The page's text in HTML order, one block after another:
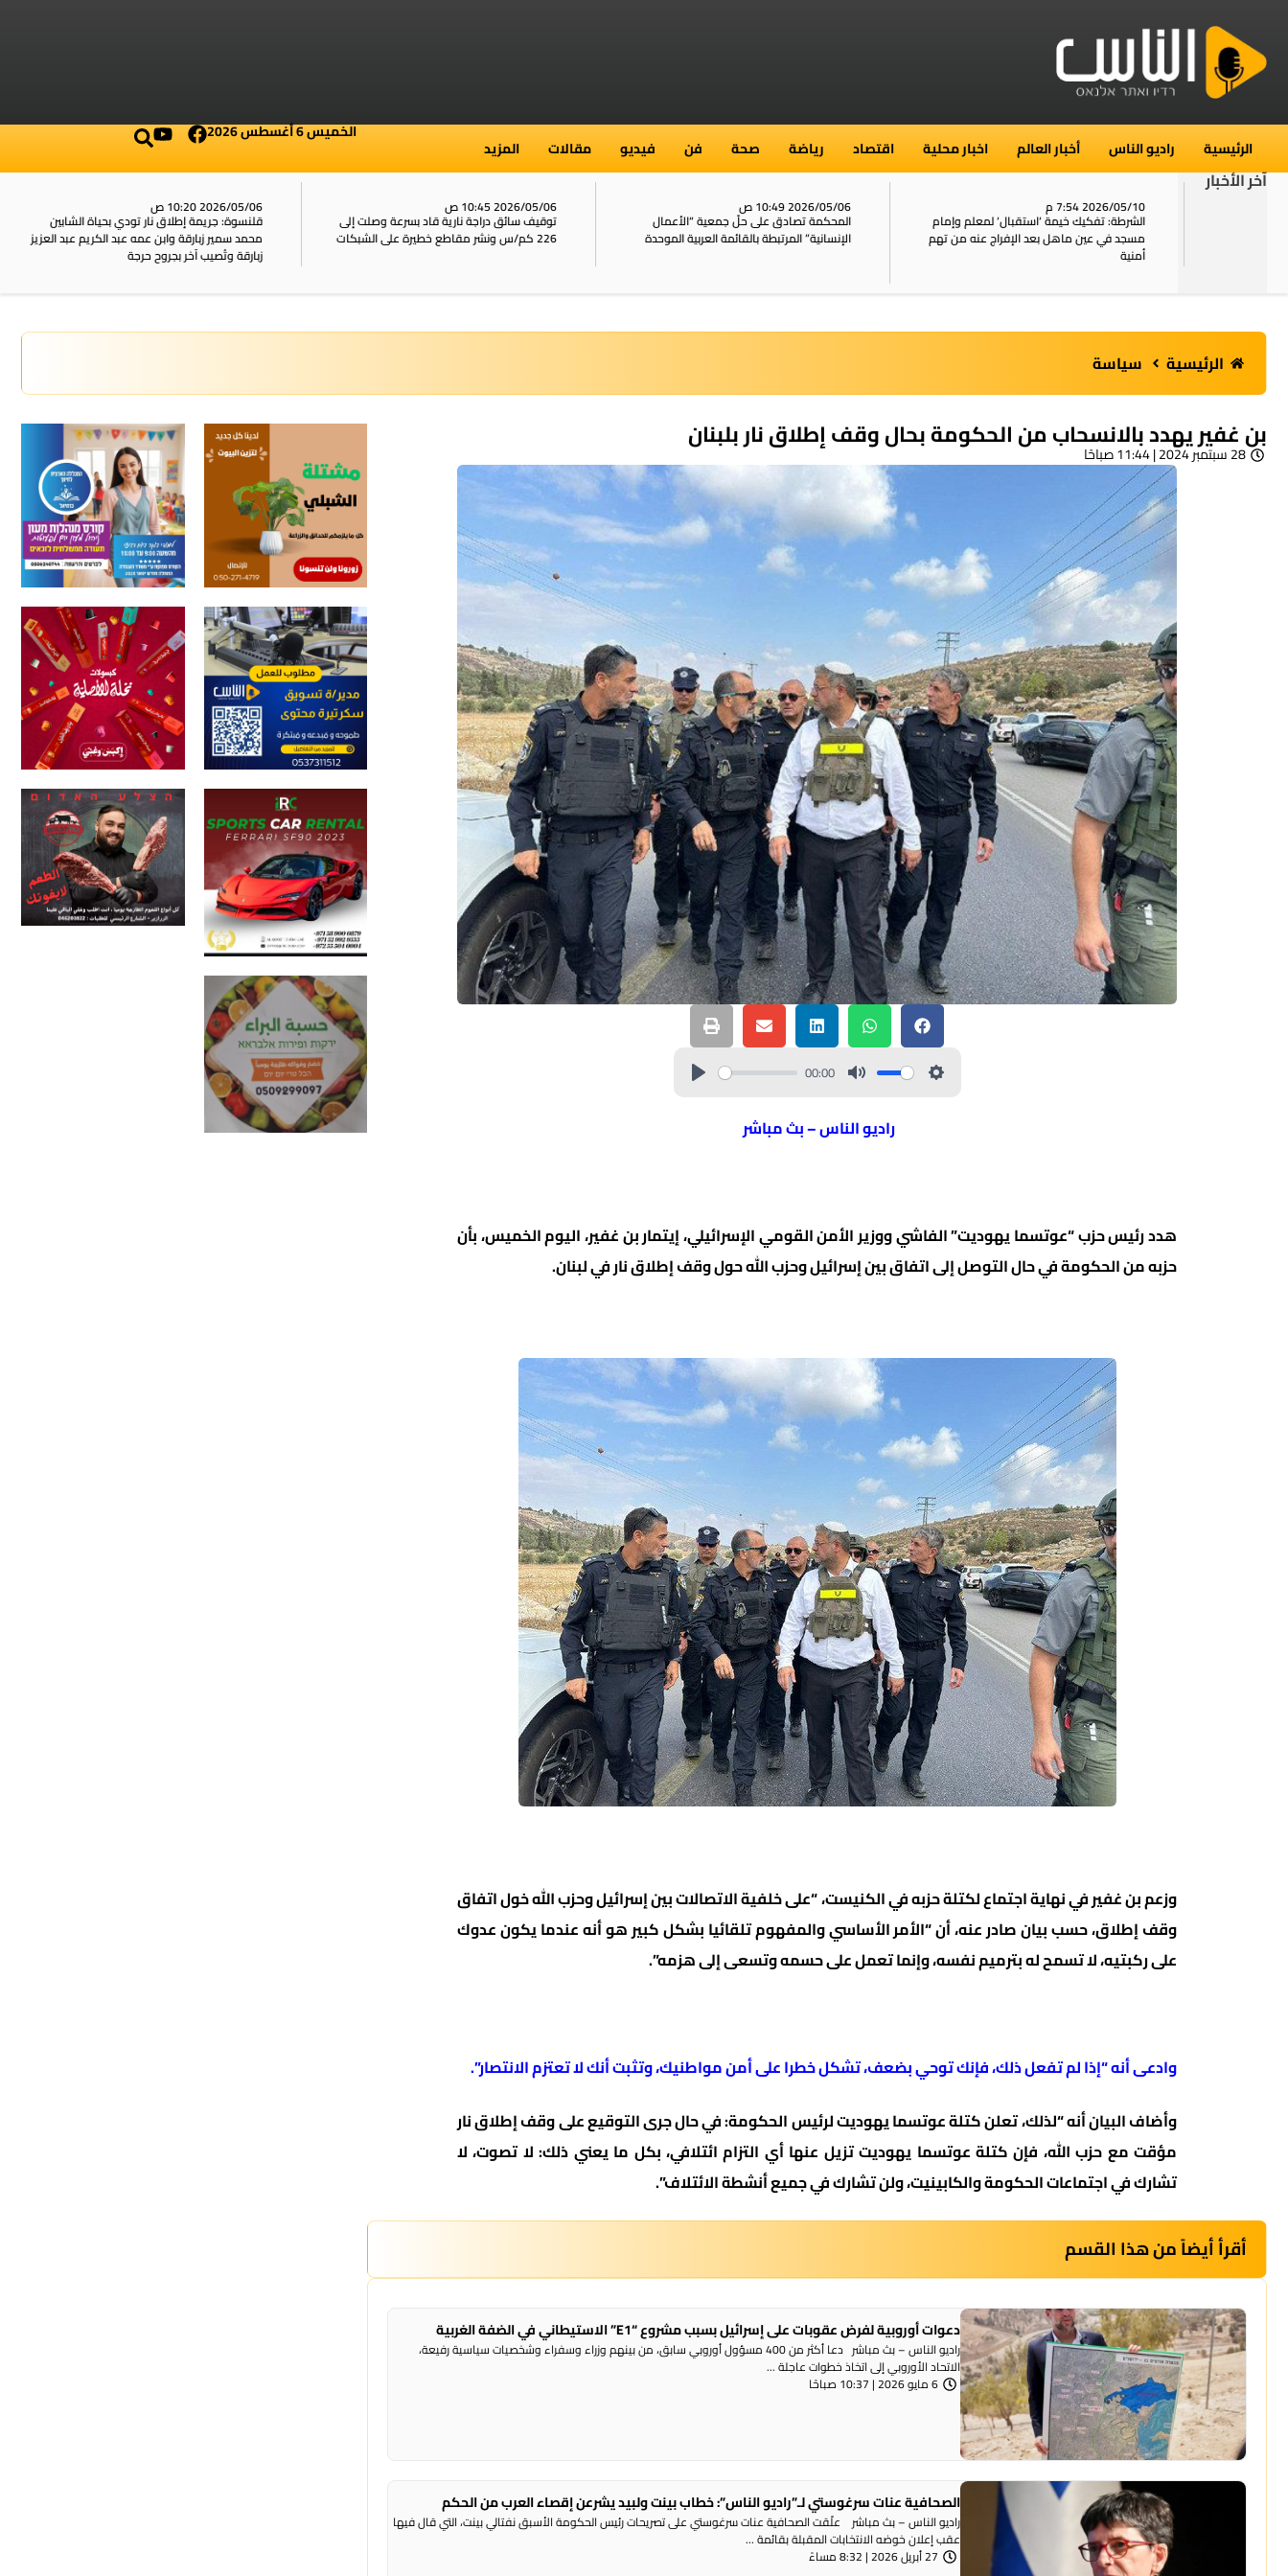
الرئيسية راديو الناس أخبار العالم اخبار محلية اقتصاد رياضة صحة فن فيديو مقالات المزيد
الخميس 6 أغسطس 2026
آخر الأخبار
2026/05/10 7:54 م
الشرطة: تفكيك خيمة ‘استقبال‘ لمعلم وإمام
مسجد في عين ماهل بعد الإفراج عنه من تهم
أمنية
2026/05/06 10:49 ص
المحكمة تصادق على حلّ جمعية “الأعمال
الإنسانية” المرتبطة بالقائمة العربية الموحدة
2026/05/06 10:45 ص
توقيف سائق دراجة نارية قاد بسرعة وصلت إلى
226 كم/س ونشر مقاطع خطيرة على الشبكات
2026/05/06 10:20 ص
قلنسوة: جريمة إطلاق نار تودي بحياة الشابين
محمد سمير زبارقة وابن عمه عبد الكريم عبد العزيز
زبارقة وتُصيب آخر بجروح حرجة
الرئيسية سياسة
بن غفير يهدد بالانسحاب من الحكومة بحال وقف إطلاق نار بلبنان
28 سبتمبر 2024 | 11:44 صباحًا
00:00
راديو الناس – بث مباشر
هدد رئيس حزب “عوتسما يهوديت” الفاشي ووزير الأمن القومي الإسرائيلي، إيتمار بن غفير، اليوم الخميس، بأن
حزبه من الحكومة في حال التوصل إلى اتفاق بين إسرائيل وحزب الله حول وقف إطلاق نار في لبنان.
وزعم بن غفير في نهاية اجتماع لكتلة حزبه في الكنيست، “على خلفية الاتصالات بين إسرائيل وحزب الله خول اتفاق
وقف إطلاق، حسب بيان صادر عنه، أن “الأمر الأساسي والمفهوم تلقائيا بشكل كبير هو أنه عندما يكون عدوك
على ركبتيه، لا تسمح له بترميم نفسه، وإنما تعمل على حسمه وتسعى إلى هزمه”.
وادعى أنه “إذا لم تفعل ذلك، فإنك توحي بضعف، تشكل خطرا على أمن مواطنيك، وتثبت أنك لا تعتزم الانتصار”.
وأضاف البيان أنه “لذلك، تعلن كتلة عوتسما يهوديت لرئيس الحكومة: في حال جرى التوقيع على وقف إطلاق نار
مؤقت مع حزب الله، فإن كتلة عوتسما يهوديت تزيل عنها أي التزام ائتلافي، بكل ما يعني ذلك: لا تصوت، لا
تشارك في اجتماعات الحكومة والكابينيت، ولن تشارك في جميع أنشطة الائتلاف”.
أقرأ أيضاً من هذا القسم
دعوات أوروبية لفرض عقوبات على إسرائيل بسبب مشروع “E1” الاستيطاني في الضفة الغربية
راديو الناس – بث مباشر دعا أكثر من 400 مسؤول أوروبي سابق، من بينهم وزراء وسفراء وشخصيات سياسية رفيعة،
الاتحاد الأوروبي إلى اتخاذ خطوات عاجلة ...
6 مايو 2026 | 10:37 صباحًا
الصحافية عنات سرغوستي لـ”راديو الناس”: خطاب بينت ولبيد يشرعن إقصاء العرب من الحكم
راديو الناس – بث مباشر علّقت الصحافية عنات سرغوستي على تصريحات رئيس الحكومة الأسبق نفتالي بينت، التي قال فيها
عقب إعلان خوضه الانتخابات المقبلة بقائمة ...
27 أبريل 2026 | 8:32 مساءً